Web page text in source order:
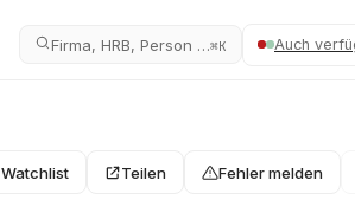
Firma, HRB, Person …⌘K Auch
Watchlist Teilen Fehler melden